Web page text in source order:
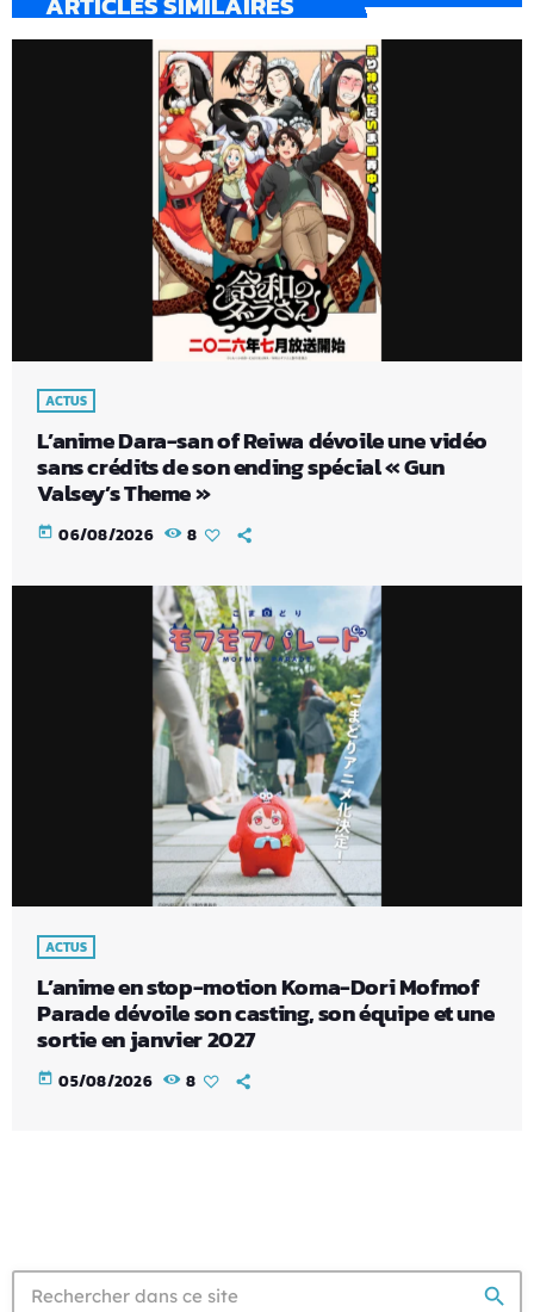
ACTUS
L’anime Dara-san of Reiwa dévoile une vidéo
sans crédits de son ending spécial « Gun
Valsey’s Theme »
today 06/08/2026 8
ACTUS
L’anime en stop-motion Koma-Dori Mofmof
Parade dévoile son casting, son équipe et une
sortie en janvier 2027
today 05/08/2026 8
search